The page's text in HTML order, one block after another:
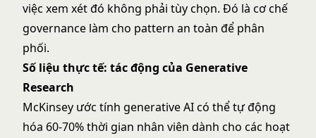
việc xem xét đó không phải tùy chọn. Đó là cơ chế
governance làm cho pattern an toàn để phân
phối.
Số liệu thực tế: tác động của Generative
Research
McKinsey ước tính generative AI có thể tự động
hóa 60-70% thời gian nhân viên dành cho các hoạt